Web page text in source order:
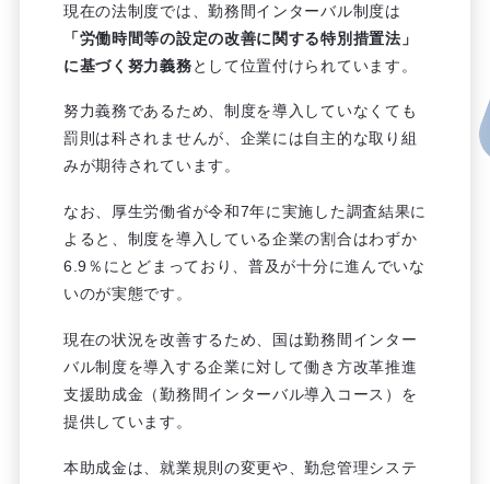
現在の法制度では、勤務間インターバル制度は
「労働時間等の設定の改善に関する特別措置法」
に基づく努力義務として位置付けられています。
努力義務であるため、制度を導入していなくても
罰則は科されませんが、企業には自主的な取り組
みが期待されています。
なお、厚生労働省が令和7年に実施した調査結果に
よると、制度を導入している企業の割合はわずか
6.9％にとどまっており、普及が十分に進んでいな
いのが実態です。
現在の状況を改善するため、国は勤務間インター
バル制度を導入する企業に対して働き方改革推進
支援助成金（勤務間インターバル導入コース）を
提供しています。
本助成金は、就業規則の変更や、勤怠管理システ